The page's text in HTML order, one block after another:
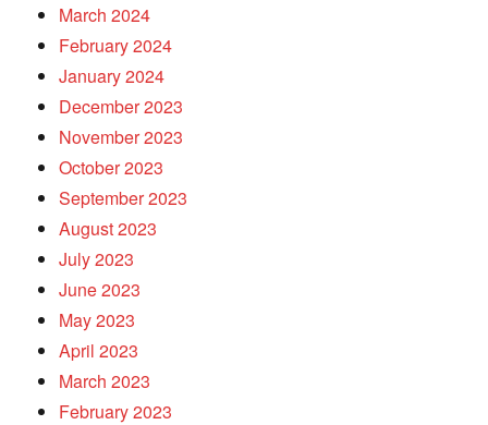
March 2024
February 2024
January 2024
December 2023
November 2023
October 2023
September 2023
August 2023
July 2023
June 2023
May 2023
April 2023
March 2023
February 2023